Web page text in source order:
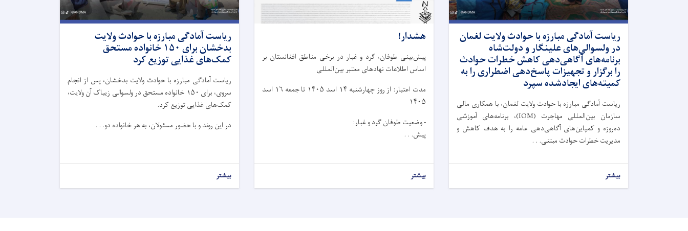
ریاست آمادگی مبارزه با حوادث ولایت لغمان
در ولسوالی‌های علینگار و دولت‌شاه
برنامه‌های آگاهی‌دهی کاهش خطرات حوادث
را برگزار و تجهیزات پاسخ‌دهی اضطراری را به
کمیته‌های ایجادشده سپرد
ریاست آمادگی مبارزه با حوادث ولایت لغمان، با همکاری مالی
سازمان بین‌المللی مهاجرت (IOM)، برنامه‌های آموزشی
ده‌روزه و کمپاین‌های آگاهی‌دهی عامه را به هدف کاهش و
مدیریت خطرات حوادث مبتنی. . .
بیشتر
هشدار!
پیش‌بینی طوفان، گرد و غبار در برخی مناطق افغانستان بر
اساس اطلاعات نهادهای معتبر بین‌المللی
مدت اعتبار: از روز چهار‌شنبه ۱۴ اسد ۱۴۰۵ تا جمعه ۱۶ اسد
۱۴۰۵
- وضعیت طوفان گرد و غبار:
پیش. . .
بیشتر
ریاست آمادگی مبارزه با حوادث ولایت
بدخشان برای ۱۵۰ خانواده مستحق
کمک‌های غذایی توزیع کرد
ریاست آمادگی مبارزه با حوادث ولایت بدخشان، پس از انجام
سروی، برای ۱۵۰ خانواده مستحق در ولسوالی زیباک آن ولایت،
کمک‌های غذایی توزیع کرد.
در این روند و با حضور مسئولان، به هر خانواده دو. . .
بیشتر